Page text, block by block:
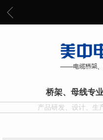
桥架、母线专
产品研发、设计、生